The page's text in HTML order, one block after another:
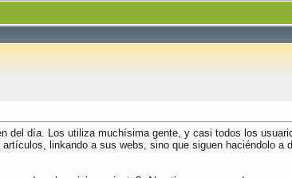
del día. Los utiliza muchísima gente, y casi todos los
linkando a sus webs, sino que siguen haciéndolo